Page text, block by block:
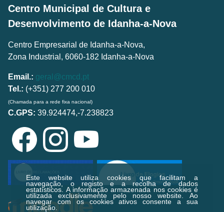
Este website utiliza cookies que facilitam a
navegação, o registo e a recolha de dados
estatísticos.A informação armazenada nos cookies é
utilizada exclusivamente pelo nosso website. Ao
navegar com os cookies ativos consente a sua
utilização.
Centro Municipal de Cultura e
Desenvolvimento de Idanha-a-Nova
Centro Empresarial de Idanha-a-Nova,
Zona Industrial, 6060-182 Idanha-a-Nova
Email.: geral@cmcd.pt
Tel.: (+351) 277 200 010
(Chamada para a rede fixa nacional)
C.GPS: 39.924474,-7.238823